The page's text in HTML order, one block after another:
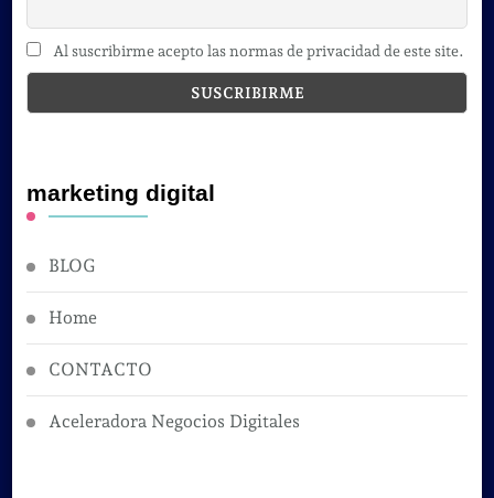
Al suscribirme acepto las normas de privacidad de este site.
marketing digital
BLOG
Home
CONTACTO
Aceleradora Negocios Digitales